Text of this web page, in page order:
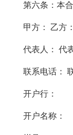
第六条：本合
甲方： 乙方：
代表人： 代表
联系电话： 联
开户行：
开户名称：